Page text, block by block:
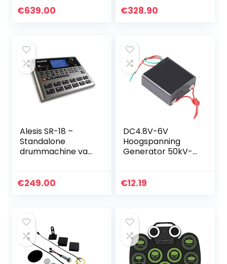
elektronische /
€639.00 €328.90
Alesis SR-18 –
Standalone
drummachine van
geluidsbibliotheek,
ors
€249.00
DC4.8V-6V
Hoogspanning
Generator 50kV-
Module, Boost Step
€12.19